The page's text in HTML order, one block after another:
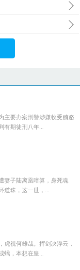
主要办案刑警涉嫌收受贿赂
有期徒刑八年...
妻子陆离凰暗算，身死魂
道珠，这一世，...
虎视何雄哉。挥剑决浮云，
蟜，本想在皇...